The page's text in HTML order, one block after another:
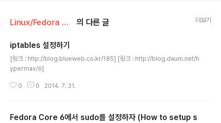
Linux/Fedora Core 의 다른 글 더보기
iptables 설정하기
[링크 : http://blog.blueweb.co.kr/185] [링크 : http://blog.daum.net/h
ypermax/6]
0 0 2014. 7. 31.
Fedora Core 6에서 sudo를 설정하자 (How to setup s